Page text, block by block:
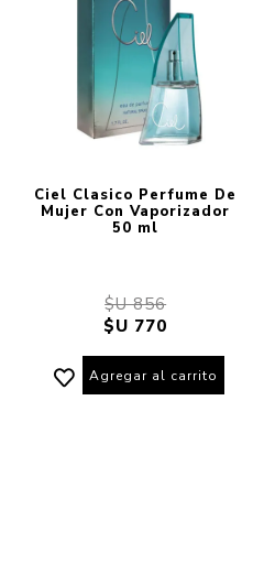
Ciel Clasico Perfume De
Mujer Con Vaporizador
50 ml
$U 856
$U 770
Agregar al carrito